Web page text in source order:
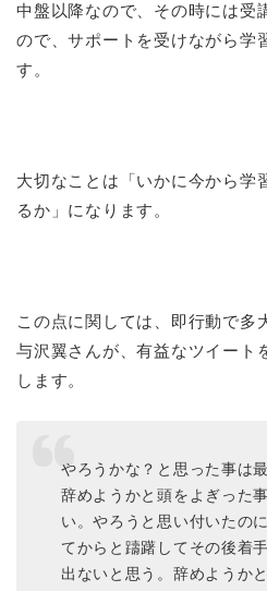
中盤以降なので、その時には受
ので、サポートを受けながら学
す。
大切なことは「いかに今から学
るか」になります。
この点に関しては、即行動で多
与沢翼さんが、有益なツイート
します。
やろうかな？と思った事は
辞めようかと頭をよぎった
い。やろうと思い付いたの
てからと躊躇してその後着
出ないと思う。辞めようか